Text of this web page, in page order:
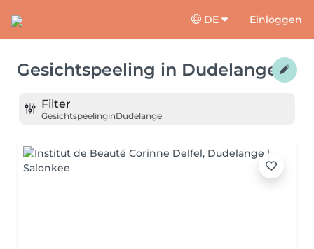
DE Einloggen
Gesichtspeeling in Dudelange
Filter
GesichtspeelinginDudelange